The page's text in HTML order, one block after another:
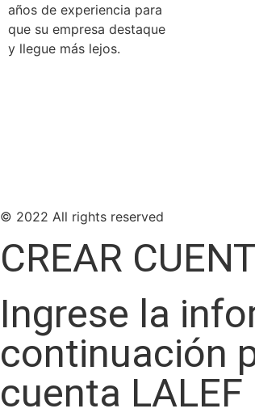
años de experiencia para
que su empresa destaque
y llegue más lejos.
© 2022 All rights reserved
CREAR
Ingrese la
continuación
cuenta LALEF